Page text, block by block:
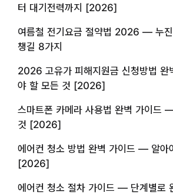
터 대기전력까지 [2026]
여름철 전기요금 절약법 2026 — 누진
챙길 8가지
2026 고유가 피해지원금 신청방법
야 할 모든 것 [2026]
스마트폰 카메라 사용법 완벽 가이드
것 [2026]
에어컨 청소 방법 완벽 가이드 — 알아
[2026]
에어컨 청소 절차 가이드 — 단계별로